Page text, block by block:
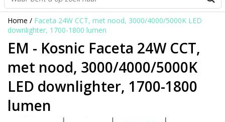
Home / Faceta 24W CCT, met nood, 3000/4000/5000K LED
downlighter, 1700-1800 lumen
EM - Kosnic Faceta 24W CCT,
met nood, 3000/4000/5000K
LED downlighter, 1700-1800
lumen